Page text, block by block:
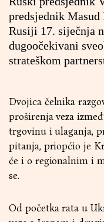
predsjednik Masud
Rusiji 17. siječnja
dugoočekivani
strateškom
Dvojica čelnika
proširenja veza
trgovinu i ulaganja,
pitanja, priopćio je
će i o regionalnim i
se.
Od početka rata u